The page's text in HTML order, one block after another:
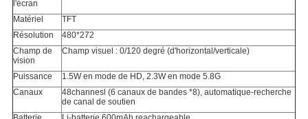
l'écran
Matériel
TFT
Résolution
480*272
Champ de
vision
Champ visuel : 0/120 degré (d'horizontal/verticale)
Puissance
1.5W en mode de HD, 2.3W en mode 5.8G
Canaux
48channesl (6 canaux de bandes *8), automatique-recherche
de canal de soutien